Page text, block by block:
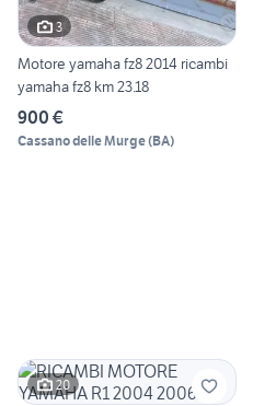
3
Motore yamaha fz8 2014 ricambi
yamaha fz8 km 23.18
900 €
Cassano delle Murge(BA)
20